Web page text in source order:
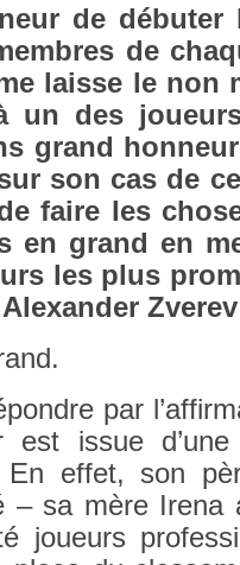
de débuter
de
lais­se le non
un des
grand
son cas de
faire les
en grand en
les plus
par
est issue
En effet, son
– sa mère Irena
joueurs